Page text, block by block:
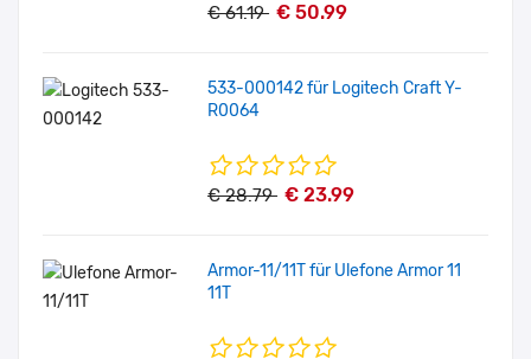
€ 61.19 € 50.99
533-000142 für Logitech Craft Y-
R0064
€ 28.79 € 23.99
Armor-11/11T für Ulefone Armor 11
11T